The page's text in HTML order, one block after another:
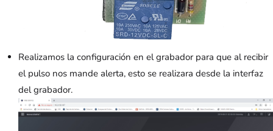
Realizamos la configuración en el grabador para que al recibir
el pulso nos mande alerta, esto se realizara desde la interfaz
del grabador.